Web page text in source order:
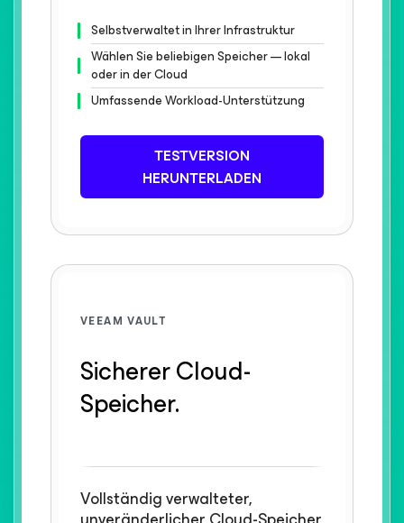
Selbstverwaltet in Ihrer Infrastruktur
Wählen Sie beliebigen Speicher — lokal
oder in der Cloud
Umfassende Workload-Unterstützung​
TESTVERSION
HERUNTERLADEN
VEEAM VAULT
Sicherer Cloud-
Speicher.
Vollständig verwalteter,